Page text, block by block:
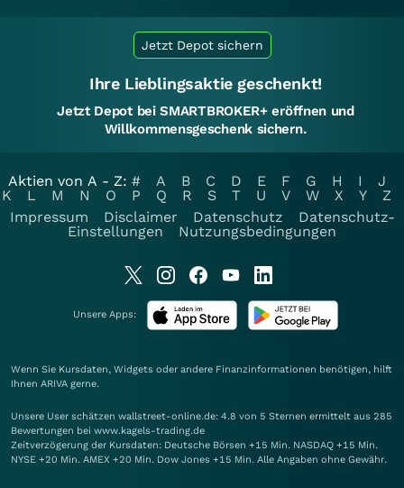
Jetzt Depot sichern
Ihre Lieblingsaktie geschenkt!
Jetzt Depot bei SMARTBROKER+ eröffnen und
Willkommensgeschenk sichern.
Aktien von A - Z: # A B C D E F G H I
J
K
L M N O P Q R S T U V W X Y
Z
Impressum
Disclaimer Datenschutz
Datenschutz-
Einstellungen
Nutzungsbedingungen
Unsere Apps:
Wenn Sie Kursdaten, Widgets oder andere Finanzinformationen benötigen, hilft
Ihnen ARIVA gerne.
Unsere User schätzen wallstreet-online.de: 4.8 von 5 Sternen ermittelt aus 285
Bewertungen bei www.kagels-trading.de
Zeitverzögerung der Kursdaten: Deutsche Börsen +15 Min. NASDAQ +15 Min.
NYSE +20 Min. AMEX +20 Min. Dow Jones +15 Min. Alle Angaben ohne Gewähr.